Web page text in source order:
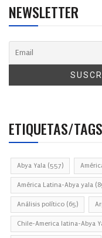
NEWSLETTER
ETIQUETAS/TAGS
Abya Yala (557)
América Latina-Abya yala
Análisis político (65)
Chile-America latina-Abya